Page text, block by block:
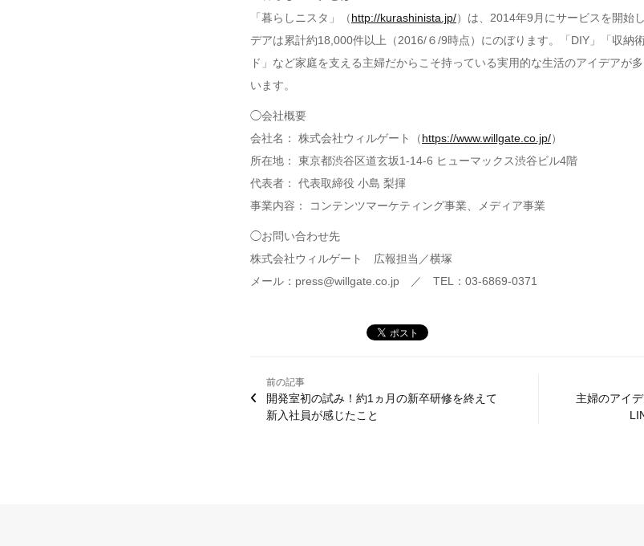
「暮らしニスタ」（http://kurashinista.jp/）は、2014年9月にサービスを開始
デアは累計約18,000件以上（2016/６/9時点）にのぼります。「DIY」「収納
ド」など家庭を支える主婦だからこそ持っている実用的な生活のアイデアが
います。
◯会社概要
会社名： 株式会社ウィルゲート（https://www.willgate.co.jp/）
所在地： 東京都渋谷区道玄坂1-14-6 ヒューマックス渋谷ビル4階
代表者： 代表取締役 小島 梨揮
事業内容： コンテンツマーケティング事業、メディア事業
◯お問い合わせ先
株式会社ウィルゲート 広報担当／横塚
メール：press@willgate.co.jp ／ TEL：03-6869-0371
前の記事
開発室初の試み！約1ヵ月の新卒研修を終えて
新入社員が感じたこと
主婦のアイ